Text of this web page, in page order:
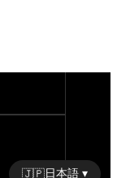
🇯🇵日本語 ▾